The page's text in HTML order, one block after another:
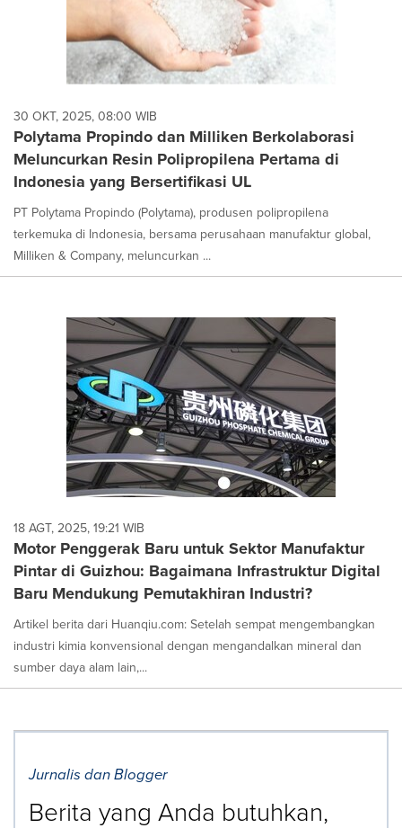
30 OKT, 2025, 08:00 WIB
Polytama Propindo dan Milliken Berkolaborasi
Meluncurkan Resin Polipropilena Pertama di
Indonesia yang Bersertifikasi UL
PT Polytama Propindo (Polytama), produsen polipropilena
terkemuka di Indonesia, bersama perusahaan manufaktur global,
Milliken & Company, meluncurkan ...
18 AGT, 2025, 19:21 WIB
Motor Penggerak Baru untuk Sektor Manufaktur
Pintar di Guizhou: Bagaimana Infrastruktur Digital
Baru Mendukung Pemutakhiran Industri?
Artikel berita dari Huanqiu.com: Setelah sempat mengembangkan
industri kimia konvensional dengan mengandalkan mineral dan
sumber daya alam lain,...
Jurnalis dan Blogger
Berita yang Anda butuhkan,